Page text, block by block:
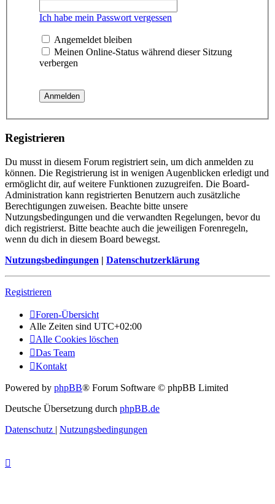
Ich habe mein Passwort vergessen
Angemeldet bleiben
Meinen Online-Status während dieser Sitzung
verbergen
Registrieren
Du musst in diesem Forum registriert sein, um dich anmelden zu
können. Die Registrierung ist in wenigen Augenblicken erledigt und
ermöglicht dir, auf weitere Funktionen zuzugreifen. Die Board-
Administration kann registrierten Benutzern auch zusätzliche
Berechtigungen zuweisen. Beachte bitte unsere
Nutzungsbedingungen und die verwandten Regelungen, bevor du
dich registrierst. Bitte beachte auch die jeweiligen Forenregeln,
wenn du dich in diesem Board bewegst.
Nutzungsbedingungen | Datenschutzerklärung
Registrieren
Foren-Übersicht
Alle Zeiten sind UTC+02:00
Alle Cookies löschen
Das Team
Kontakt
Powered by phpBB® Forum Software © phpBB Limited
Deutsche Übersetzung durch phpBB.de
Datenschutz | Nutzungsbedingungen